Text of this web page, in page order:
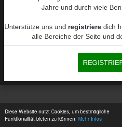
Diese Website nutzt Cookies, um bestmögliche
Funktionalität bieten zu können. Mehr Infos
Jahre und durch viele
Unterstütze uns und registriere dich
alle Bereiche der Seite und